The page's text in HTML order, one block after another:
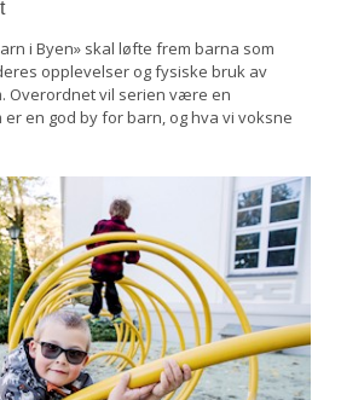
i Byen» skal løfte frem barna som
opplevelser og fysiske bruk av
Overordnet vil serien være en
en god by for barn, og hva vi voksne